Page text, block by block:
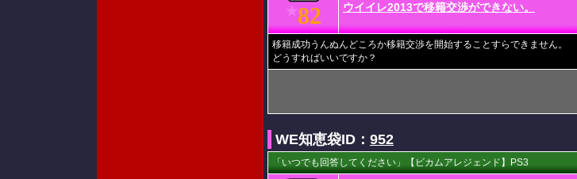
★82 ウイイレ2013で移籍交渉ができない。
移籍成功うんぬんどころか移籍交渉を開始することすらできません。
どうすればいいですか？
WE知恵袋ID： 952
「いつでも回答してください」【ビカムアレジェンド】PS3